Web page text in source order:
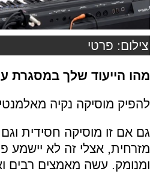
צילום: פרטי
מהו הייעוד שלך במסגרת
להפיק מוסיקה נקיה
גם אם זו מוסיקה חסידית
מזרחית, אצלי זה לא יישמע
ומנומק. עשה מאמצים רבים